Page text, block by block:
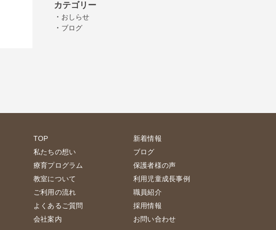
カテゴリー
・ おしらせ
・ ブログ
TOP
私たちの想い
療育プログラム
教室について
ご利用の流れ
よくあるご質問
会社案内
新着情報
ブログ
保護者様の声
利用児童成長事例
職員紹介
採用情報
お問い合わせ